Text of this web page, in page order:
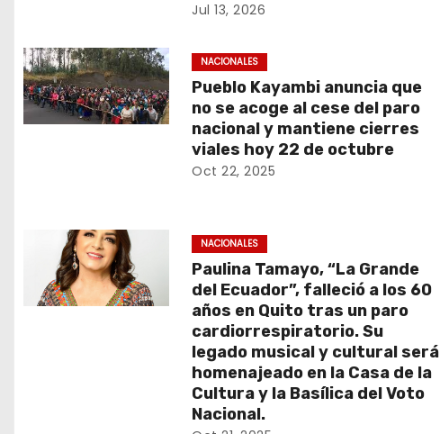
e
n
t
s
Jul 13, 2026
NACIONALES
Pueblo Kayambi anuncia que
no se acoge al cese del paro
nacional y mantiene cierres
viales hoy 22 de octubre
Oct 22, 2025
NACIONALES
Paulina Tamayo, “La Grande
del Ecuador”, falleció a los 60
años en Quito tras un paro
cardiorrespiratorio. Su
legado musical y cultural será
homenajeado en la Casa de la
Cultura y la Basílica del Voto
Nacional.